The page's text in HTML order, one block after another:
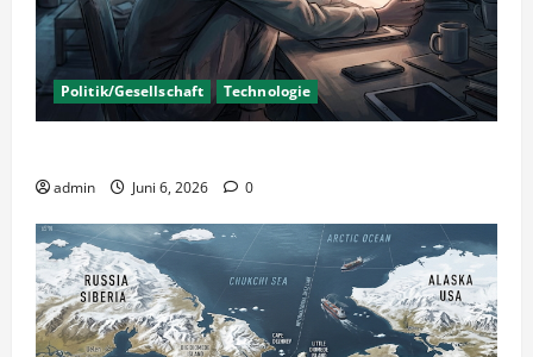
Politik/Gesellschaft Technologie
admin Juni 6, 2026 0